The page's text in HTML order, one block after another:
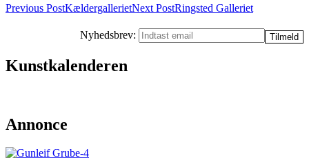
Post
Previous PostKældergallerietNext PostRingsted Galleriet
Nyhedsbrev:
Kunstkalenderen
Annonce